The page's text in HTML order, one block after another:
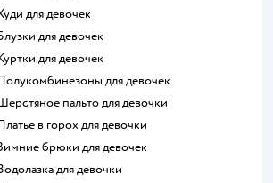
Худи для девочек
Блузки для девочек
Куртки для девочек
Полукомбинезоны для девочек
Шерстяное пальто для девочки
Платье в горох для девочки
Зимние брюки для девочек
Водолазка для девочки